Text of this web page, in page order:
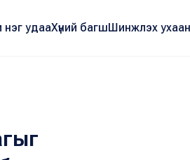
нэг удааХүний багшШинжлэх